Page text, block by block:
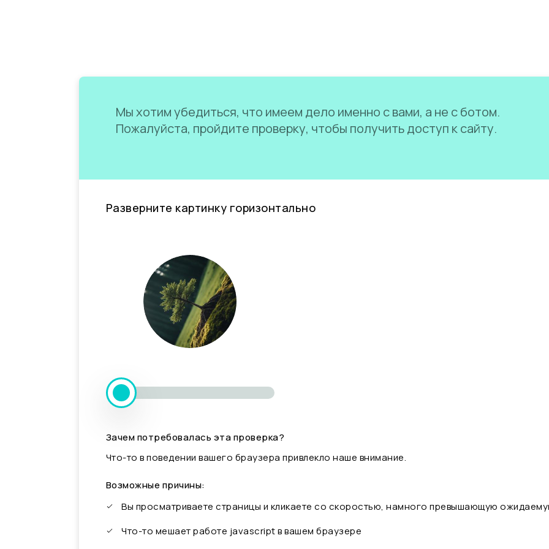
Мы хотим убедиться, что имеем дело именно с вами, а не с ботом.
Пожалуйста, пройдите проверку, чтобы получить доступ к сайту.
Разверните картинку горизонтально
Зачем потребовалась эта проверка?
Что-то в поведении вашего браузера привлекло наше внимание.
Возможные причины:
Вы просматриваете страницы и кликаете со скоростью, намного превышающую
Что-то мешает работе javascript в вашем браузере